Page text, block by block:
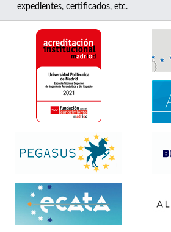
expedientes, certificados, etc.